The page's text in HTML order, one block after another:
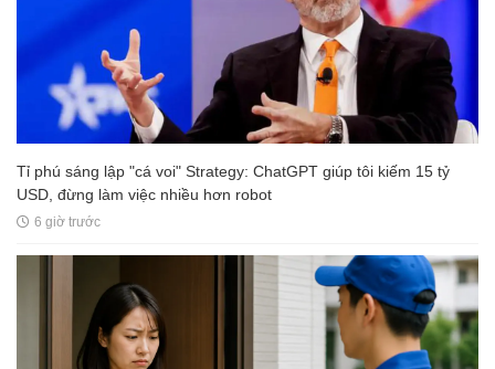
Tỉ phú sáng lập "cá voi" Strategy: ChatGPT giúp tôi kiếm 15 tỷ
USD, đừng làm việc nhiều hơn robot
6 giờ trước